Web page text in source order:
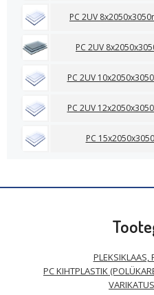
PC 2UV
PC 2UV
PC 2UV
PC 2UV
PC
PLEKSIKLAAS,
PC KIHTPLASTIK